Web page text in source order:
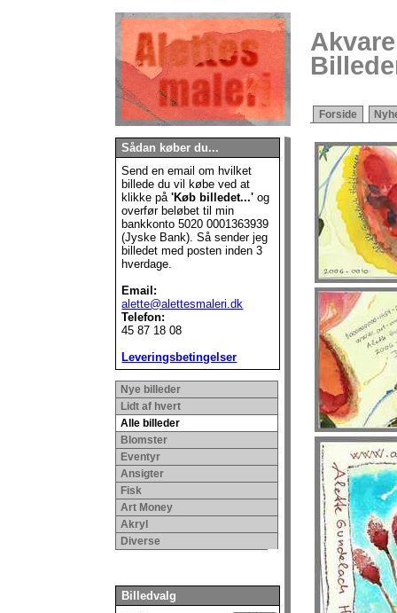
Forside
Sådan køber du...
Send en email om hvilket
billede du vil købe ved at
klikke på'Køb billedet...' og
overfør beløbet til min
bankkonto5020 0001363939
(Jyske Bank). Så sender jeg
billedet med posten inden 3
hverdage.
Email:
alette@alettesmaleri.dk
Telefon:
45 87 18 08
Leveringsbetingelser
Nye billeder
Lidt af hvert
Alle billeder
Blomster
Eventyr
Ansigter
Fisk
Art Money
Akryl
Diverse
Billedvalg